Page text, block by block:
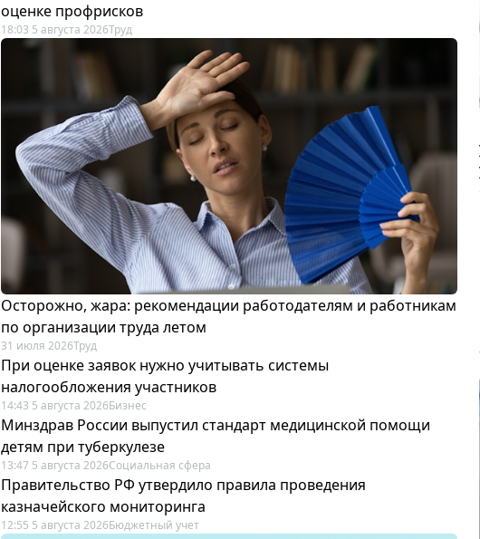
оценке профрисков
18:03 5 августа 2026Труд
Осторожно, жара: рекомендации работодателям и работникам
по организации труда летом
31 июля 2026Труд
При оценке заявок нужно учитывать системы
налогообложения участников
14:43 5 августа 2026Бизнес
Минздрав России выпустил стандарт медицинской помощи
детям при туберкулезе
13:47 5 августа 2026Социальная сфера
Правительство РФ утвердило правила проведения
казначейского мониторинга
12:55 5 августа 2026Бюджетный учет